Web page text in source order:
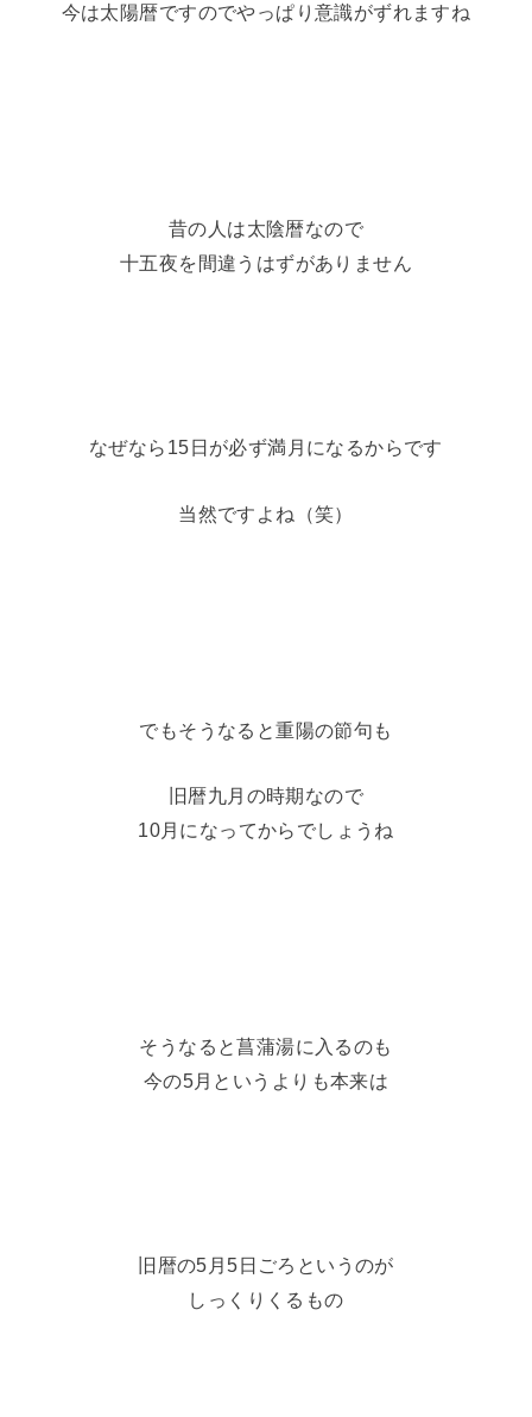
今は太陽暦ですのでやっぱり意識がずれますね
昔の人は太陰暦なので
十五夜を間違うはずがありません
なぜなら15日が必ず満月になるからです
当然ですよね（笑）
でもそうなると重陽の節句も
旧暦九月の時期なので
10月になってからでしょうね
そうなると菖蒲湯に入るのも
今の5月というよりも本来は
旧暦の5月5日ごろというのが
しっくりくるもの